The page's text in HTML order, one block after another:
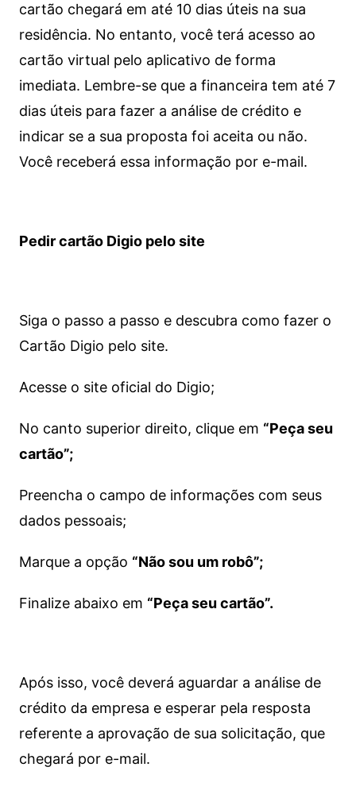
cartão chegará em até 10 dias úteis na sua
residência. No entanto, você terá acesso ao
cartão virtual pelo aplicativo de forma
imediata. Lembre-se que a financeira tem até 7
dias úteis para fazer a análise de crédito e
indicar se a sua proposta foi aceita ou não.
Você receberá essa informação por e-mail.
Pedir cartão Digio pelo site
Siga o passo a passo e descubra como fazer o
Cartão Digio pelo site.
Acesse o site oficial do Digio;
No canto superior direito, clique em “Peça seu
cartão”;
Preencha o campo de informações com seus
dados pessoais;
Marque a opção “Não sou um robô”;
Finalize abaixo em “Peça seu cartão”.
Após isso, você deverá aguardar a análise de
crédito da empresa e esperar pela resposta
referente a aprovação de sua solicitação, que
chegará por e-mail.